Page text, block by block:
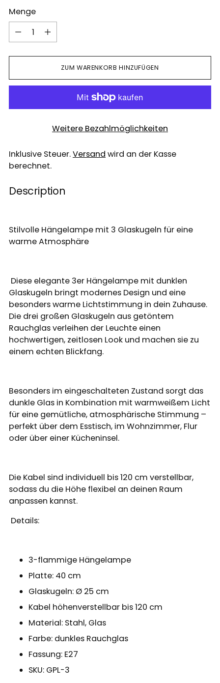
Menge
Menge
ZUM WARENKORB HINZUFÜGEN
Weitere Bezahlmöglichkeiten
Inklusive Steuer.Versand wird an der Kasse
berechnet.
Description
Stilvolle Hängelampe mit 3 Glaskugeln für eine
warme Atmosphäre
Diese elegante 3er Hängelampe mit dunklen
Glaskugeln bringt modernes Design und eine
besonders warme Lichtstimmung in dein Zuhause.
Die drei großen Glaskugeln aus getöntem
Rauchglas verleihen der Leuchte einen
hochwertigen, zeitlosen Look und machen sie zu
einem echten Blickfang.
Besonders im eingeschalteten Zustand sorgt das
dunkle Glas in Kombination mit warmweißem Licht
für eine gemütliche, atmosphärische Stimmung –
perfekt über dem Esstisch, im Wohnzimmer, Flur
oder über einer Kücheninsel.
Die Kabel sind individuell bis 120 cm verstellbar,
sodass du die Höhe flexibel an deinen Raum
anpassen kannst.
Details:
3-flammige Hängelampe
Platte: 40 cm
Glaskugeln: Ø 25 cm
Kabel höhenverstellbar bis 120 cm
Material: Stahl, Glas
Farbe: dunkles Rauchglas
Fassung: E27
SKU: GPL-3